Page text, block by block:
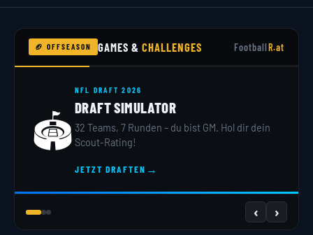
🏈 OFFSEASON GAMES &CHALLENGES FootballR.at
🏟️
NFL DRAFT 2026
DRAFT SIMULATOR
32 Teams, 7 Runden – du bist GM. Hol dir dein
Scout-Rating!
JETZT DRAFTEN →
‹ ›